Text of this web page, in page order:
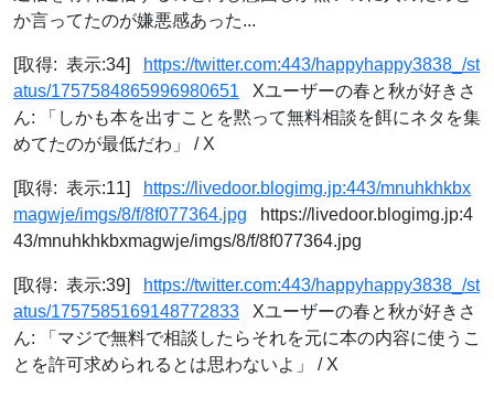
か言ってたのが嫌悪感あった...
[取得: 表示:34]
https://twitter.com:443/happyhappy3838_/st
atus/1757584865996980651 Xユーザーの春と秋が好きさ
ん: 「しかも本を出すことを黙って無料相談を餌にネタを集
めてたのが最低だわ」 / X
[取得: 表示:11]
https://livedoor.blogimg.jp:443/mnuhkhkbx
magwje/imgs/8/f/8f077364.jpg https://livedoor.blogimg.jp:4
43/mnuhkhkbxmagwje/imgs/8/f/8f077364.jpg
[取得: 表示:39]
https://twitter.com:443/happyhappy3838_/st
atus/1757585169148772833 Xユーザーの春と秋が好きさ
ん: 「マジで無料で相談したらそれを元に本の内容に使うこ
とを許可求められるとは思わないよ」 / X